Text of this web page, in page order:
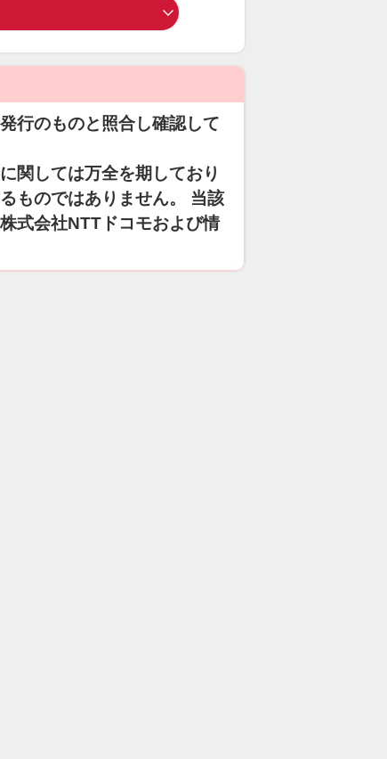
行のものと照合し確認して
関しては万全を期しており
ものではありません。 当該
式会社NTTドコモおよび情